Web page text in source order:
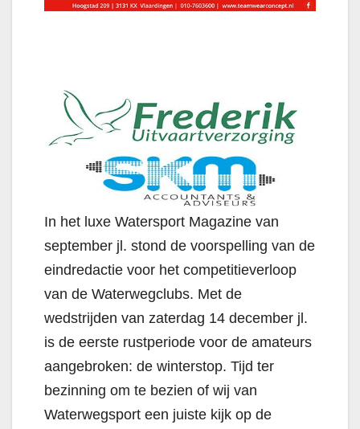
In het luxe Watersport Magazine van
september jl. stond de voorspelling van de
eindredactie voor het competitieverloop
van de Waterwegclubs. Met de
wedstrijden van zaterdag 14 december jl.
is de eerste rustperiode voor de amateurs
aangebroken: de winterstop. Tijd ter
bezinning om te bezien of wij van
Waterwegsport een juiste kijk op de